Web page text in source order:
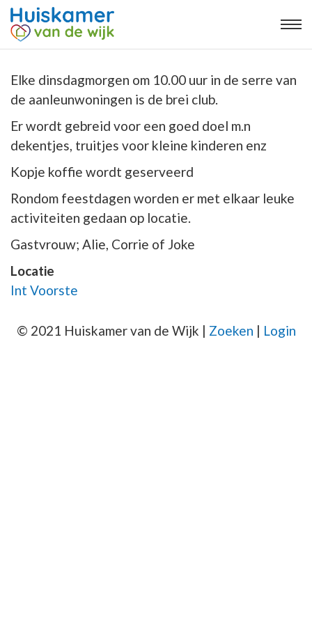
Elke dinsdagmorgen om 10.00 uur in de serre van
de aanleunwoningen is de brei club.
Er wordt gebreid voor een goed doel m.n
dekentjes, truitjes voor kleine kinderen enz
Kopje koffie wordt geserveerd
Rondom feestdagen worden er met elkaar leuke
activiteiten gedaan op locatie.
Gastvrouw; Alie, Corrie of Joke
Locatie
Int Voorste
© 2021 Huiskamer van de Wijk | Zoeken | Login